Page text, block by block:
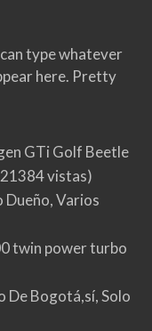
type whatever
here. Pretty
GTi Golf Beetle
vistas)
Dueño, Varios
twin power turbo
De Bogotá,sí, Solo